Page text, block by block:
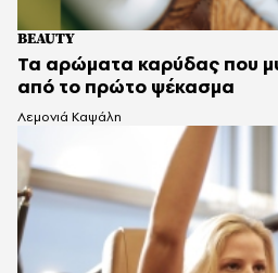
BEAUTY
Τα αρώματα καρύδας που
από το πρώτο ψέκασμα
Λεμονιά Καψάλη